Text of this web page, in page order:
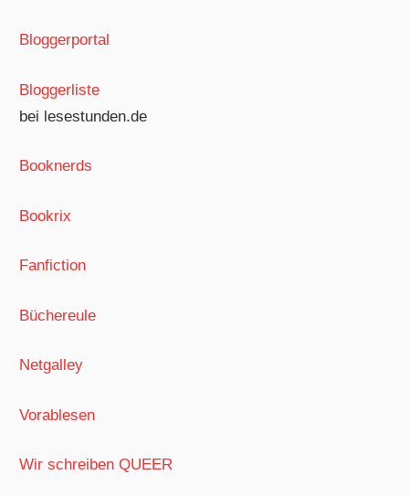
Bloggerportal
Bloggerliste
bei lesestunden.de
Booknerds
Bookrix
Fanfiction
Büchereule
Netgalley
Vorablesen
Wir schreiben QUEER